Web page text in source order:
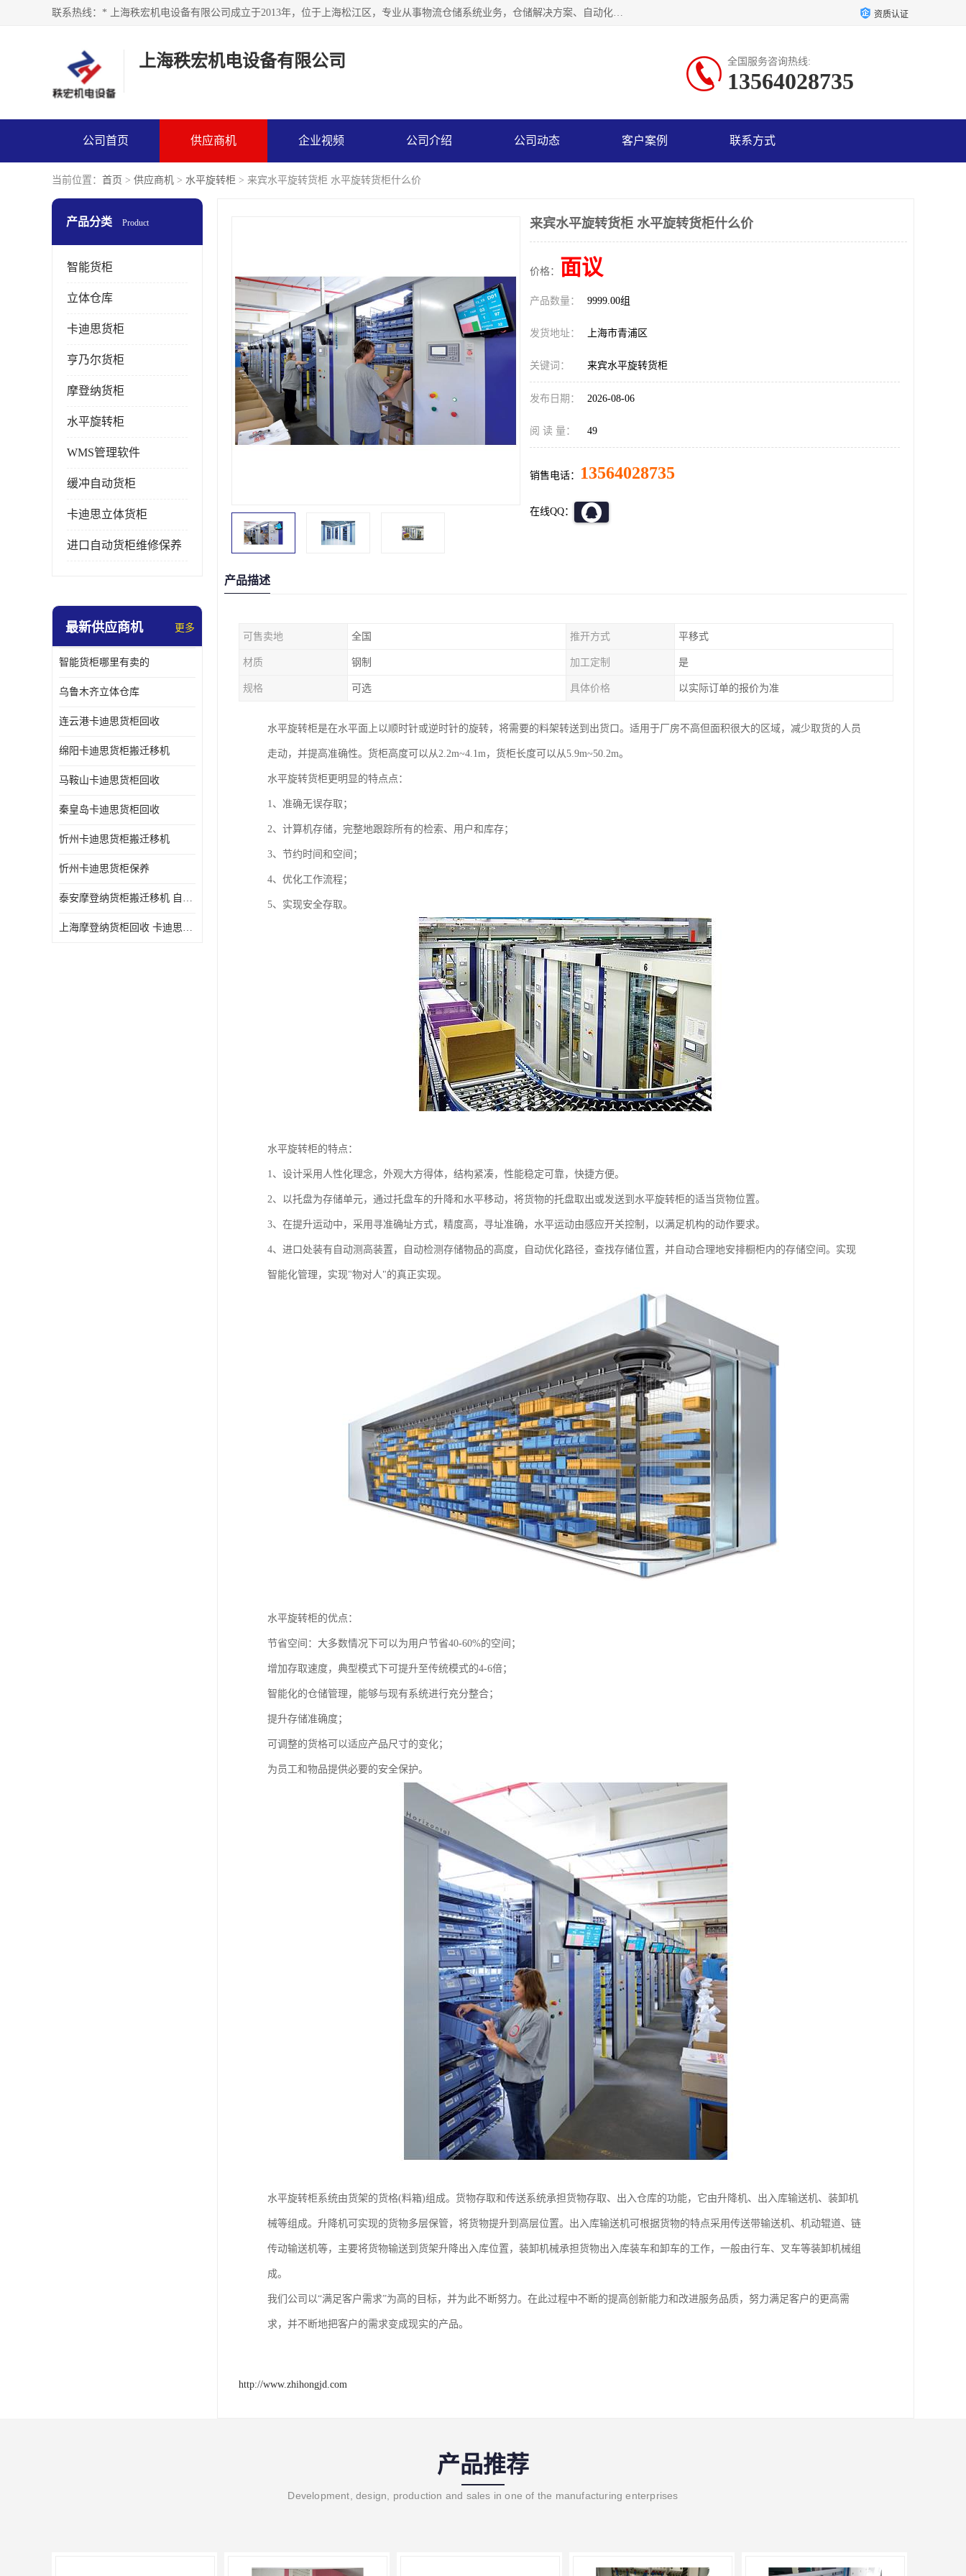
联系热线：* 上海秩宏机电设备有限公司成立于2013年，位于上海松江区，专业从事物流仓储系统业务，仓储解决方案、自动化仓储设备、自动货柜、立体货柜等。 资质认证
上海秩宏机电设备有限公司 全国服务咨询热线:
13564028735
公司首页 供应商机 企业视频 公司介绍 公司动态 客户案例 联系方式
当前位置： 首页 > 供应商机 > 水平旋转柜 > 来宾水平旋转货柜 水平旋转货柜什么价
产品分类 Product
智能货柜
立体仓库
卡迪思货柜
亨乃尔货柜
摩登纳货柜
水平旋转柜
WMS管理软件
缓冲自动货柜
卡迪思立体货柜
进口自动货柜维修保养
最新供应商机 更多
智能货柜哪里有卖的
乌鲁木齐立体仓库
连云港卡迪思货柜回收
绵阳卡迪思货柜搬迁移机
马鞍山卡迪思货柜回收
秦皇岛卡迪思货柜回收
忻州卡迪思货柜搬迁移机
忻州卡迪思货柜保养
泰安摩登纳货柜搬迁移机 自动立体仓储货柜回收
上海摩登纳货柜回收 卡迪思货柜回收
来宾水平旋转货柜 水平旋转货柜什么价
价格： 面议
产品数量： 9999.00组
发货地址： 上海市青浦区
关键词： 来宾水平旋转货柜
发布日期： 2026-08-06
阅 读 量： 49
销售电话： 13564028735
在线QQ：
产品描述
可售卖地 全国 推开方式 平移式
材质 钢制 加工定制 是
规格 可选 具体价格 以实际订单的报价为准
水平旋转柜是在水平面上以顺时针或逆时针的旋转，将需要的料架转送到出货口。适用于厂房不高但面积很大的区域，减少取货的人员
走动，并提高准确性。货柜高度可以从2.2m~4.1m，货柜长度可以从5.9m~50.2m。
水平旋转货柜更明显的特点点：
1、准确无误存取；
2、计算机存储，完整地跟踪所有的检索、用户和库存；
3、节约时间和空间；
4、优化工作流程；
5、实现安全存取。
水平旋转柜的特点：
1、设计采用人性化理念，外观大方得体，结构紧凑，性能稳定可靠，快捷方便。
2、以托盘为存储单元，通过托盘车的升降和水平移动，将货物的托盘取出或发送到水平旋转柜的适当货物位置。
3、在提升运动中，采用寻准确址方式，精度高，寻址准确，水平运动由感应开关控制，以满足机构的动作要求。
4、进口处装有自动测高装置，自动检测存储物品的高度，自动优化路径，查找存储位置，并自动合理地安排橱柜内的存储空间。实现
智能化管理，实现"物对人"的真正实现。
水平旋转柜的优点：
节省空间：大多数情况下可以为用户节省40-60%的空间；
增加存取速度，典型模式下可提升至传统模式的4-6倍；
智能化的仓储管理，能够与现有系统进行充分整合；
提升存储准确度；
可调整的货格可以适应产品尺寸的变化；
为员工和物品提供必要的安全保护。
水平旋转柜系统由货架的货格(料箱)组成。货物存取和传送系统承担货物存取、出入仓库的功能，它由升降机、出入库输送机、装卸机
械等组成。升降机可实现的货物多层保管，将货物提升到高层位置。出入库输送机可根据货物的特点采用传送带输送机、机动辊道、链
传动输送机等，主要将货物输送到货架升降出入库位置，装卸机械承担货物出入库装车和卸车的工作，一般由行车、叉车等装卸机械组
成。
我们公司以“满足客户需求”为高的目标，并为此不断努力。在此过程中不断的提高创新能力和改进服务品质，努力满足客户的更高需
求，并不断地把客户的需求变成现实的产品。
http://www.zhihongjd.com
产品推荐
Development, design, production and sales in one of the manufacturing enterprises